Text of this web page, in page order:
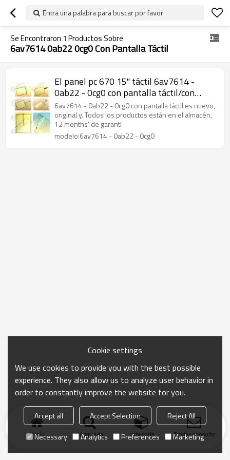
Entra una palabra para buscar por favor
Se Encontraron 1 Productos Sobre
6av7614 0ab22 0cg0 Con Pantalla Táctil
El panel pc 670 15" táctil 6av7614 -
0ab22 - 0cg0 con pantalla táctil/con
pantalla táctil 6av7614 - 0ab22 - 0cg0
panel pc 670 15" táctil
6av7614 - 0ab22 - 0cg0 con pantalla táctil es nuevo,
original y. Todos los productos están en el almacén,
12 months' de garantí
modelo:6av7614 - 0ab22 - 0cg0
Inicio búsqueda categoría Enviar consulta
Cookie settings
We use cookies to provide you with the best possible
experience. They also allow us to analyze user behavior in
order to constantly improve the website for you.
Accept all Accept Selection
Reject All
Necessary
Analytics Preferences Marketing